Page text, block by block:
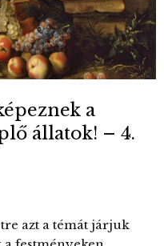
a
állatok! – 4.
azt a témát járjuk